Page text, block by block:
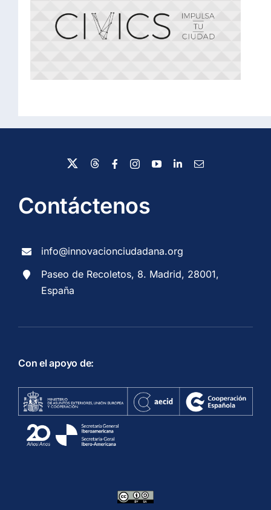
Contáctenos
info@innovacionciudadana.org
Paseo de Recoletos, 8. Madrid, 28001,
España
Con el apoyo de: